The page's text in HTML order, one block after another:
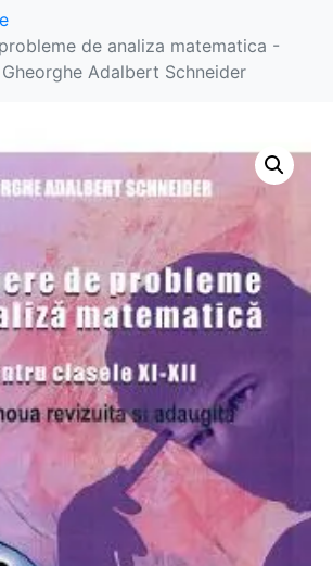
de analiza matematica -
Adalbert Schneider